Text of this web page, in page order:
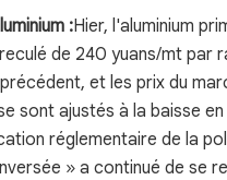
:Hier, l'aluminium
de 240 yuans/mt par
et les prix du
sont ajustés à la baisse
réglementaire de la
» a continué de se